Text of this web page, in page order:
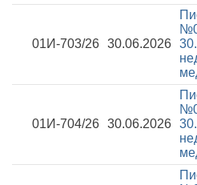
01И-703/26 30.06.2026
01И-704/26 30.06.2026